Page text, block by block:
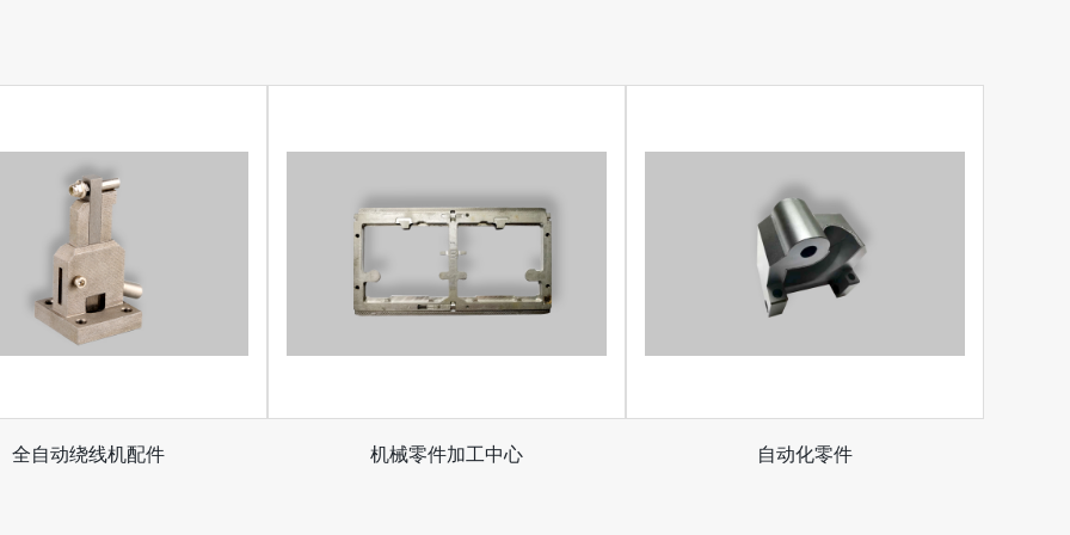
全自动绕线机配件 机械零件加工中心 自动化零件